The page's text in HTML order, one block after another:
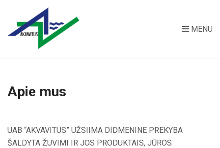
MENU
Apie mus
UAB “AKVAVITUS” UŽSIIMA DIDMENINE PREKYBA
ŠALDYTA ŽUVIMI IR JOS PRODUKTAIS, JŪROS